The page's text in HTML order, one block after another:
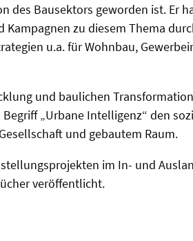
des Bausektors geworden ist. Er
zu diesem Thema
u.a. für Wohnbau,
und baulichen
„Urbane Intelligenz“ den
und gebautem Raum.
im In- und
veröffentlicht.